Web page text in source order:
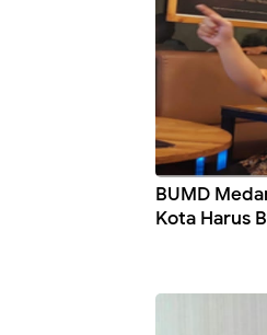
BUMD
Kota Harus